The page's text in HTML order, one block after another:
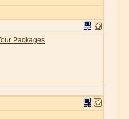
Packages